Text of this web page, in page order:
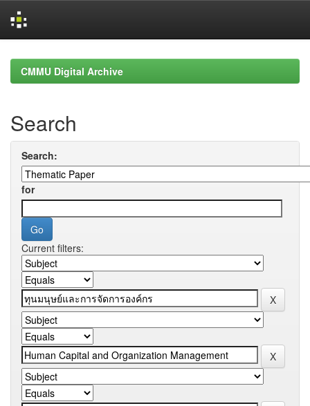
navigationCMMU Digital Archive
Search
Search:
for
Current filters: